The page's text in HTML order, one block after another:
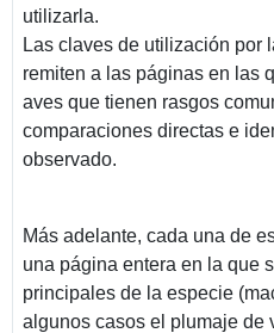
utilizarla.
Las claves de utilización por
remiten a las páginas en las
aves que tienen rasgos
comparaciones directas e
observado.
Más adelante, cada una de
una página entera en la que
principales de la especie
algunos casos el plumaje de